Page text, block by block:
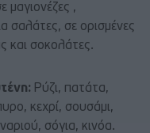
μαγιονέζες ,
σαλάτες, σε ορισμένες
και σοκολάτες.
Ρύζι, πατάτα,
κεχρί, σουσάμι,
σόγια, κινόα.